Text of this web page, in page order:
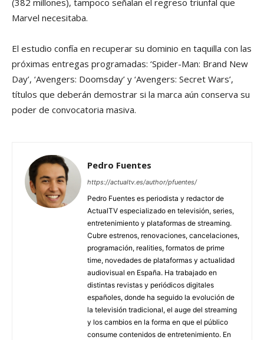
(382 millones), tampoco señalan el regreso triunfal que
Marvel necesitaba.
El estudio confía en recuperar su dominio en taquilla con las
próximas entregas programadas: ‘Spider-Man: Brand New
Day’, ‘Avengers: Doomsday’ y ‘Avengers: Secret Wars’,
títulos que deberán demostrar si la marca aún conserva su
poder de convocatoria masiva.
Pedro Fuentes
https://actualtv.es/author/pfuentes/
Pedro Fuentes es periodista y redactor de
ActualTV especializado en televisión, series,
entretenimiento y plataformas de streaming.
Cubre estrenos, renovaciones, cancelaciones,
programación, realities, formatos de prime
time, novedades de plataformas y actualidad
audiovisual en España. Ha trabajado en
distintas revistas y periódicos digitales
españoles, donde ha seguido la evolución de
la televisión tradicional, el auge del streaming
y los cambios en la forma en que el público
consume contenidos de entretenimiento. En